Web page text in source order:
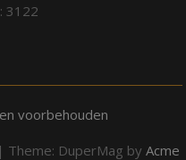
3122
voorbehouden
| Theme: DuperMag by Acme